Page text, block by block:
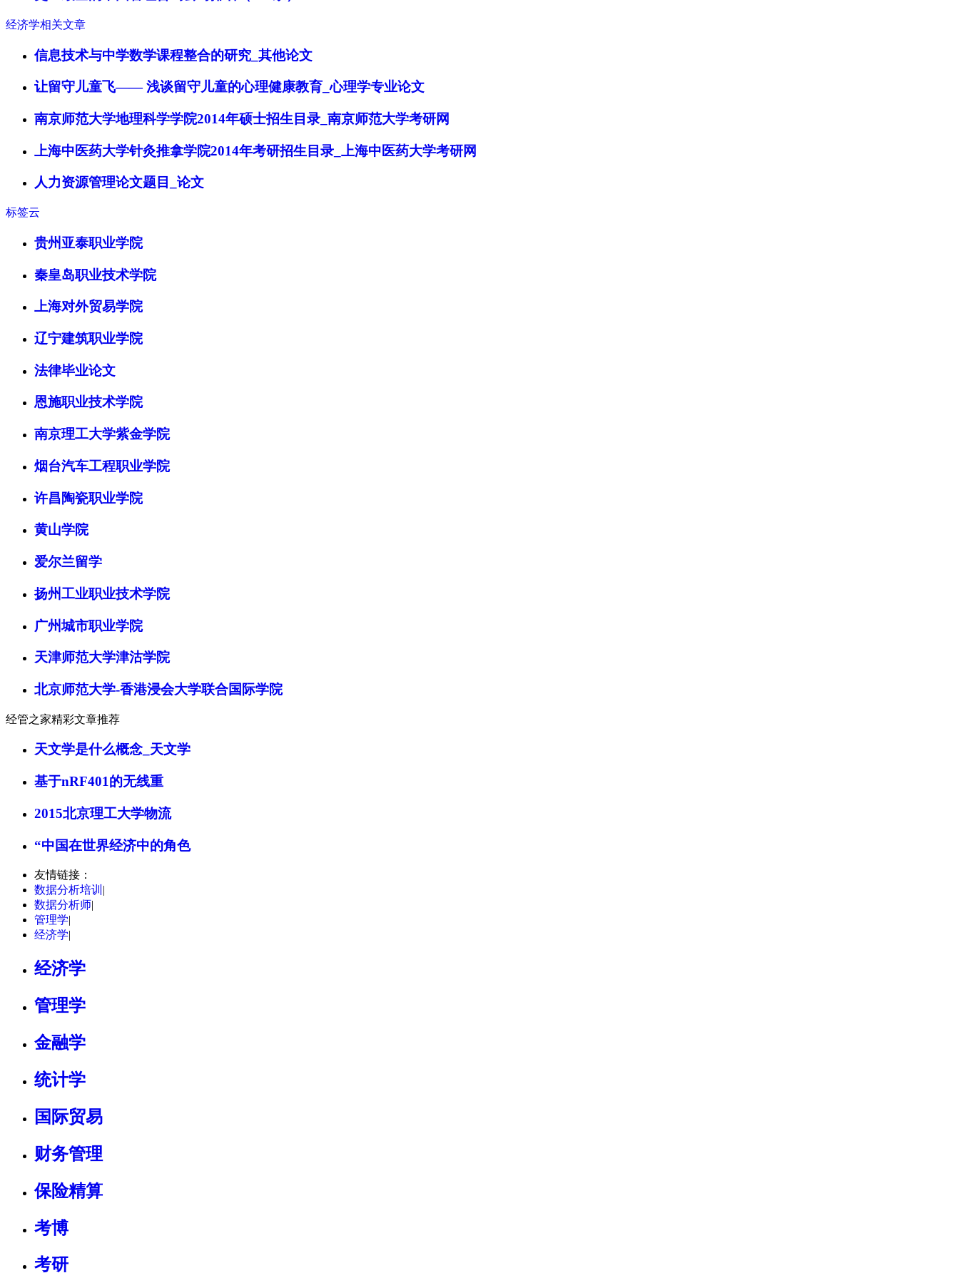
经济学相关文章
信息技术与中学数学课程整合的研究_其他论文
让留守儿童飞—— 浅谈留守儿童的心理健康教育_心理学专业论文
南京师范大学地理科学学院2014年硕士招生目录_南京师范大学考研网
上海中医药大学针灸推拿学院2014年考研招生目录_上海中医药大学考研网
人力资源管理论文题目_论文
标签云
贵州亚泰职业学院
秦皇岛职业技术学院
上海对外贸易学院
辽宁建筑职业学院
法律毕业论文
恩施职业技术学院
南京理工大学紫金学院
烟台汽车工程职业学院
许昌陶瓷职业学院
黄山学院
爱尔兰留学
扬州工业职业技术学院
广州城市职业学院
天津师范大学津沽学院
北京师范大学-香港浸会大学联合国际学院
经管之家精彩文章推荐
天文学是什么概念_天文学
基于nRF401的无线重
2015北京理工大学物流
“中国在世界经济中的角色
友情链接：
数据分析培训 |
数据分析师|
管理学|
经济学|
经济学
管理学
金融学
统计学
国际贸易
财务管理
保险精算
考博
考研